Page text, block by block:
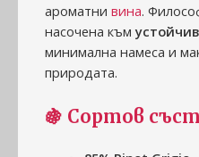
ароматни вина.
насочена към
минимална намеса и
природата.
🍇 Сортов